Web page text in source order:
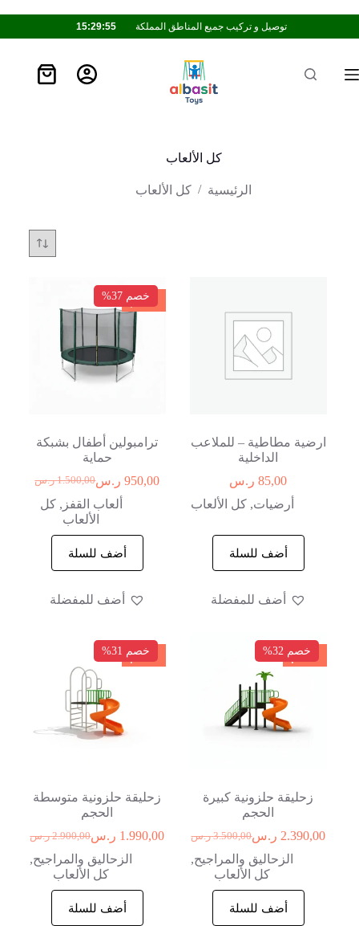
توصيل و تركيب جميع المناطق المملكة 15:29:54
كل الألعاب
الرئيسية / كل الألعاب
ارضية مطاطية – للملاعب
الداخلية
85,00 ر.س
أرضيات,كل الألعاب
أضف للسلة
أضف للمفضلة
خصم
خصم 37%
ترامبولين أطفال بشبكة
حماية
1.500,00 ر.س 950,00 ر.س
ألعاب القفز ,كل
الألعاب
أضف للسلة
أضف للمفضلة
خصم
خصم 32%
زحليقة حلزونية كبيرة
الحجم
3.500,00 ر.س 2.390,00 ر.س
الزحاليق والمراجيح,
كل الألعاب
أضف للسلة
خصم
خصم 31%
زحليقة حلزونية متوسطة
الحجم
2.900,00 ر.س 1.990,00 ر.س
الزحاليق والمراجيح,
كل الألعاب
أضف للسلة